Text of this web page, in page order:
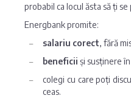
probabil ca locul ăsta să ți se
Energbank promite:
salariu corect, fără
beneficii și susținere
colegi cu care poți
ceas.